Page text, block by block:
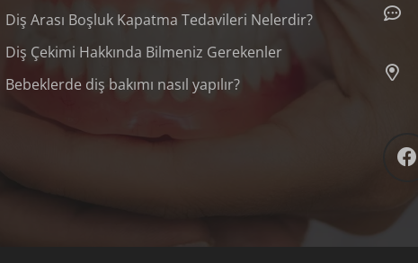
Diş Arası Boşluk Kapatma Tedavileri Nelerdir?
Diş Çekimi Hakkında Bilmeniz Gerekenler
Bebeklerde diş bakımı nasıl yapılır?